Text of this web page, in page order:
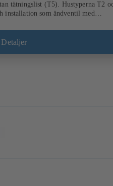
tätningslist (T5). Hustyperna T2
installation som ändventil med
Detaljer